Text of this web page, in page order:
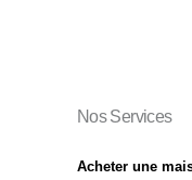
Nos Services
Acheter une